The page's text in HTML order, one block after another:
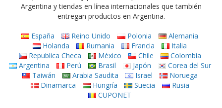
Argentina y tiendas en línea internacionales que también
entregan productos en Argentina.
España Reino Unido Polonia
Alemania
Holanda
Rumania Francia
Italia
Republica Checa
México Chile
Colombia
Argentina
Perú Brasil Japón
Corea del Sur
Taiwán
Arabia Saudita Israel
Noruega
Dinamarca
Hungría Suecia
Rusia
CUPONET